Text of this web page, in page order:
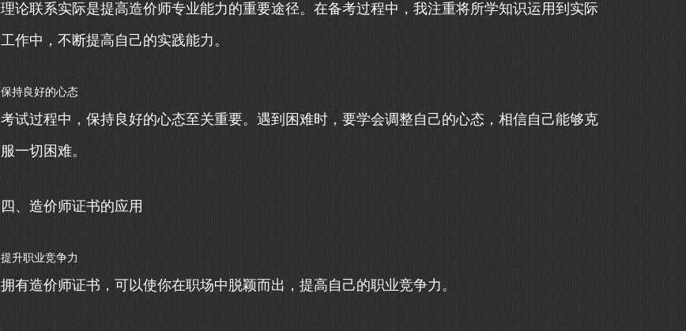
理论联系实际是提高造价师专业能力的重要途径。在备考过程中，我注重将所学知识运用到实际
工作中，不断提高自己的实践能力。
保持良好的心态
考试过程中，保持良好的心态至关重要。遇到困难时，要学会调整自己的心态，相信自己能够克
服一切困难。
四、造价师证书的应用
提升职业竞争力
拥有造价师证书，可以使你在职场中脱颖而出，提高自己的职业竞争力。